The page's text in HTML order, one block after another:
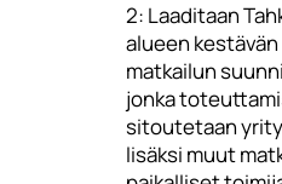
2: Laaditaan
alueen kestävän
matkailun
jonka
sitoutetaan
lisäksi muut